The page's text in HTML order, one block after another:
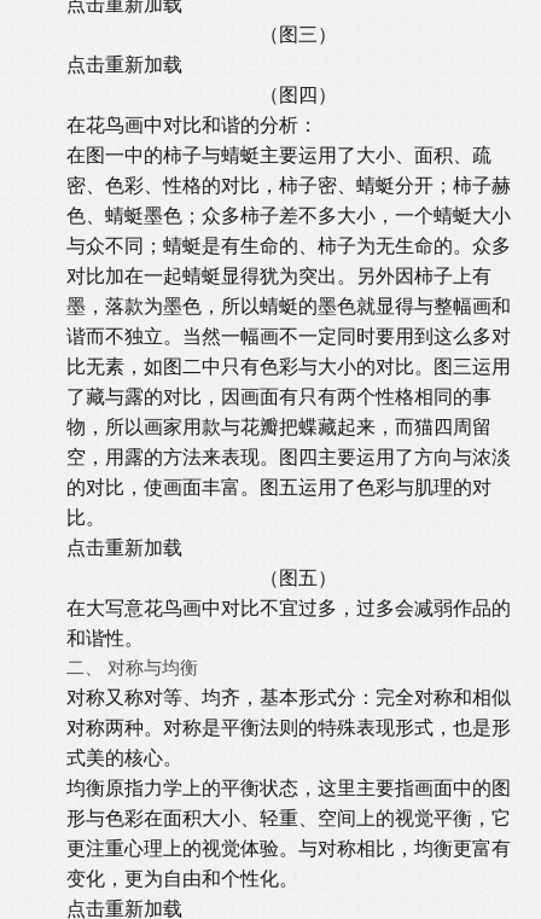
点击重新加载
（图三）
点击重新加载
（图四）
在花鸟画中对比和谐的分析：
在图一中的柿子与蜻蜓主要运用了大小、面积、疏
密、色彩、性格的对比，柿子密、蜻蜓分开；柿子赫
色、蜻蜓墨色；众多柿子差不多大小，一个蜻蜓大小
与众不同；蜻蜓是有生命的、柿子为无生命的。众多
对比加在一起蜻蜓显得犹为突出。另外因柿子上有
墨，落款为墨色，所以蜻蜓的墨色就显得与整幅画和
谐而不独立。当然一幅画不一定同时要用到这么多对
比无素，如图二中只有色彩与大小的对比。图三运用
了藏与露的对比，因画面有只有两个性格相同的事
物，所以画家用款与花瓣把蝶藏起来，而猫四周留
空，用露的方法来表现。图四主要运用了方向与浓淡
的对比，使画面丰富。图五运用了色彩与肌理的对
比。
点击重新加载
（图五）
在大写意花鸟画中对比不宜过多，过多会减弱作品的
和谐性。
二、 对称与均衡
对称又称对等、均齐，基本形式分：完全对称和相似
对称两种。对称是平衡法则的特殊表现形式，也是形
式美的核心。
均衡原指力学上的平衡状态，这里主要指画面中的图
形与色彩在面积大小、轻重、空间上的视觉平衡，它
更注重心理上的视觉体验。与对称相比，均衡更富有
变化，更为自由和个性化。
点击重新加载